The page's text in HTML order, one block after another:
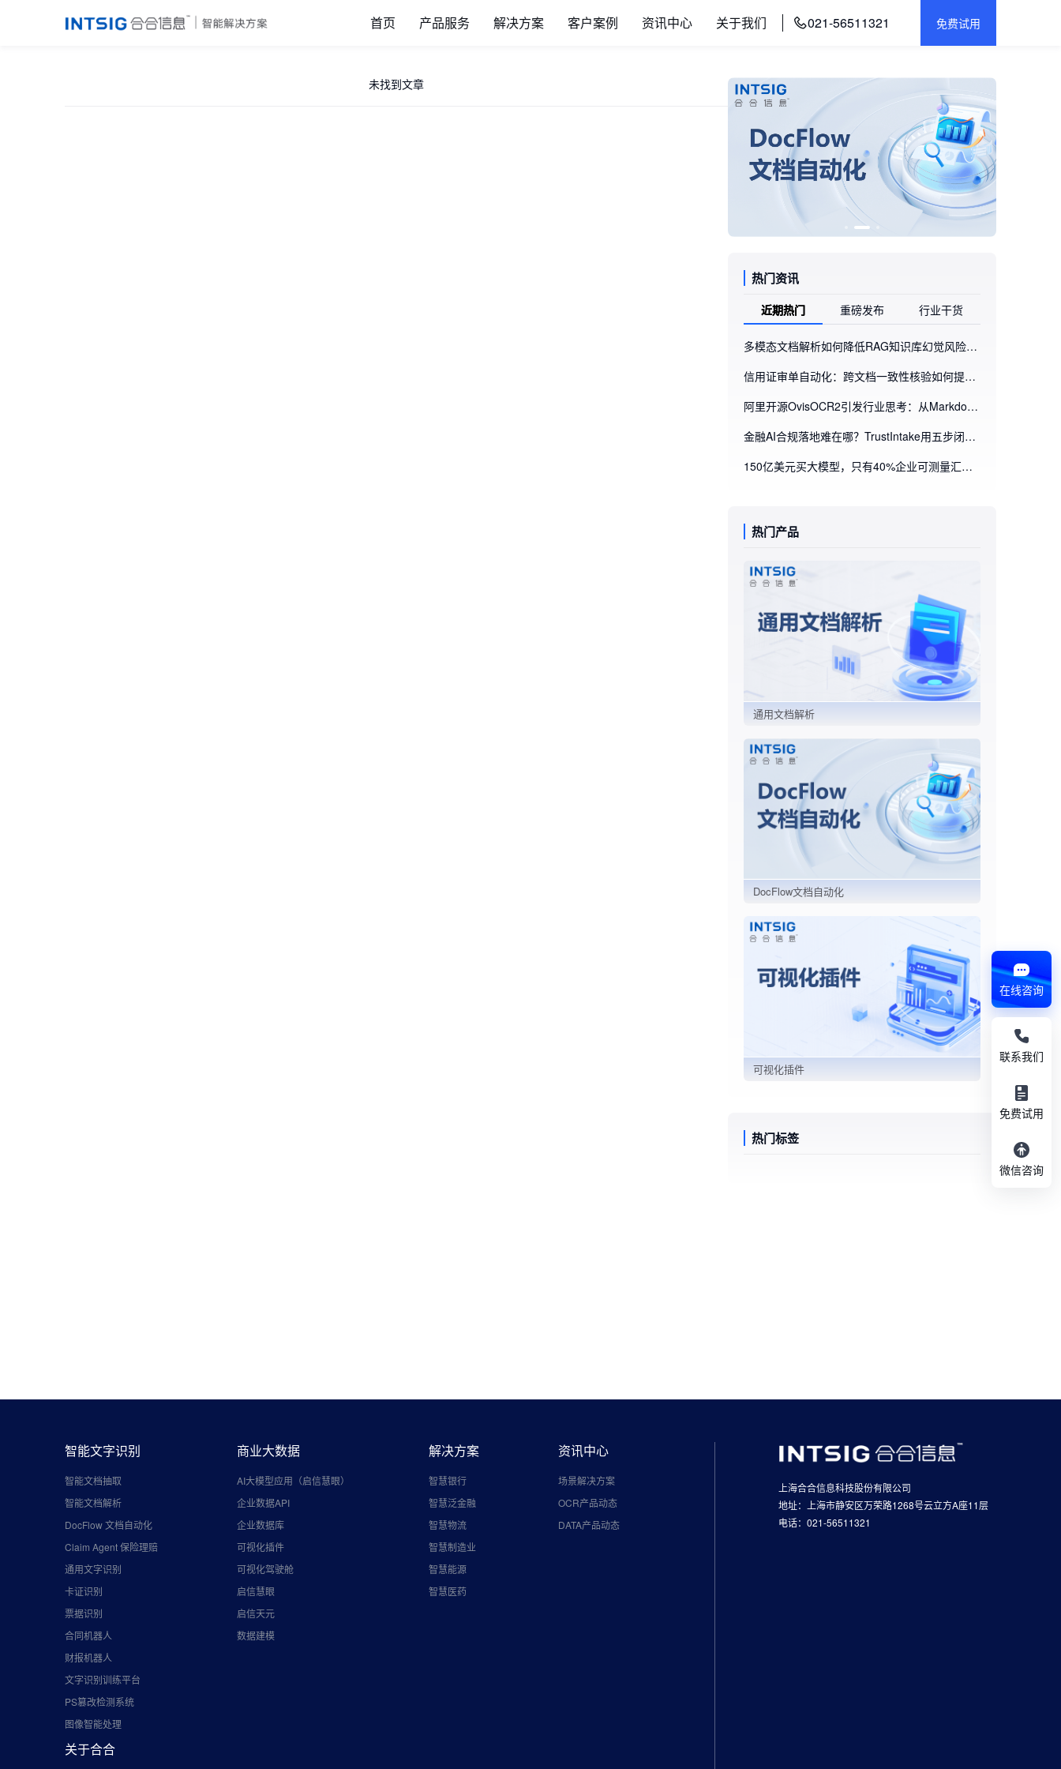
首页 产品服务 解决方案 客户案例 资讯中心 关于我们 021-56511321 免费试用
未找到文章
热门资讯
近期热门 重磅发布 行业干货
多模态文档解析如何降低RAG知识库幻觉风险：合合信息旗下的TextIn xParse实践
信用证审单自动化：跨文档一致性核验如何提升不符点识别效率
阿里开源OvisOCR2引发行业思考：从Markdown解析到业务流程自动化，企业为什么需要文档智能处理平台
金融AI合规落地难在哪？TrustIntake用五步闭环重构智能进件审核
150亿美元买大模型，只有40%企业可测量汇报？企业AI ROI的破局点藏在文档里
热门产品
通用文档解析
DocFlow文档自动化
可视化插件
热门标签
智能文字识别
智能文档抽取
智能文档解析
DocFlow 文档自动化
Claim Agent 保险理赔
通用文字识别
卡证识别
票据识别
合同机器人
财报机器人
文字识别训练平台
PS篡改检测系统
图像智能处理
商业大数据
AI大模型应用（启信慧眼）
企业数据API
企业数据库
可视化插件
可视化驾驶舱
启信慧眼
启信天元
数据建模
解决方案
智慧银行
智慧泛金融
智慧物流
智慧制造业
智慧能源
智慧医药
资讯中心
场景解决方案
OCR产品动态
DATA产品动态
关于合合
上海合合信息科技股份有限公司
地址：上海市静安区万荣路1268号云立方A座11层
电话：021-56511321
在线咨询
联系我们
免费试用
微信咨询